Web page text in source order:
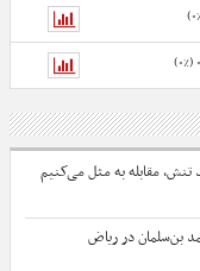
مقابله به مثل می‌کنیم
بن‌سلمان در ریاض